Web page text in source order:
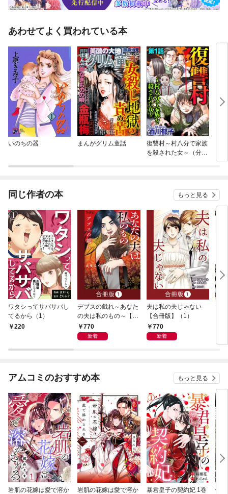
あわせてよく買われている本
いのちの器 まんがグリム童話
復讐村～村八分で家族
を殺された女～（分冊
同じ作者の本 もっと見る
ワタシってサバサバし
てるから（1）
220
デブスの戯れ～あなた
の夫は私のもの～【合
冊版】（1）
770
新着
夫は私の夫じゃない
【合冊版】（1）
770
新着
だ
アムコミのおすすめ本 もっと見る
岩肌の花嫁は愛で溶か 岩肌の花嫁は愛で溶か 暴君皇子の契約妃 1巻 偽